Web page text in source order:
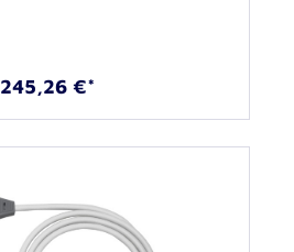
245,26 €*